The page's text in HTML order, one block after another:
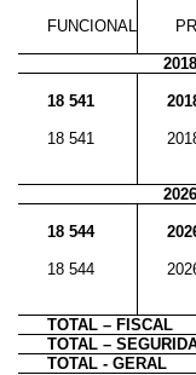
FUNCIONAL
2018
18 541
18 541
2026
18 544
18 544
TOTAL – FISCAL
TOTAL –
TOTAL - GERAL